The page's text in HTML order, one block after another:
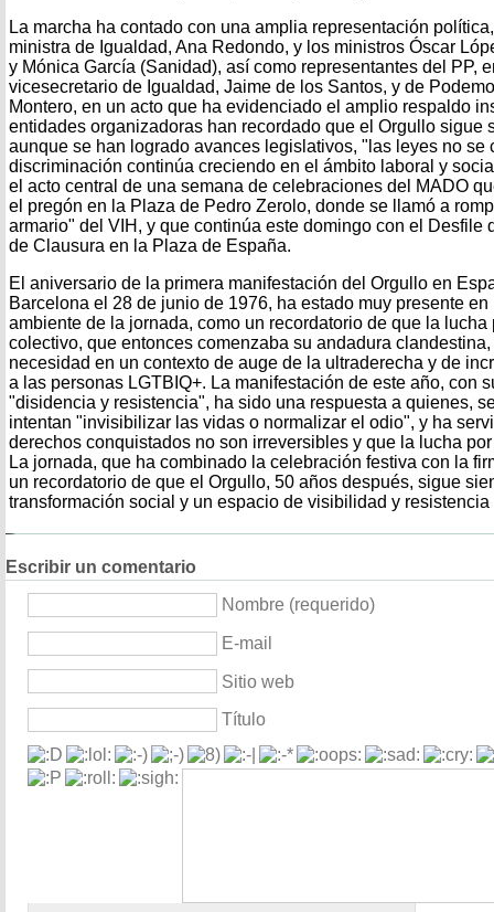
La marcha ha contado con una amplia representación
ministra de Igualdad, Ana Redondo, y los ministros Óscar
y Mónica García (Sanidad), así como representantes del PP,
vicesecretario de Igualdad, Jaime de los Santos, y de
Montero, en un acto que ha evidenciado el amplio respaldo
entidades organizadoras han recordado que el Orgullo sigue
aunque se han logrado avances legislativos, "las leyes no se
discriminación continúa creciendo en el ámbito laboral y
el acto central de una semana de celebraciones del MADO
el pregón en la Plaza de Pedro Zerolo, donde se llamó a
armario" del VIH, y que continúa este domingo con el Desfile
de Clausura en la Plaza de España.
El aniversario de la primera manifestación del Orgullo en
Barcelona el 28 de junio de 1976, ha estado muy presente
ambiente de la jornada, como un recordatorio de que la
colectivo, que entonces comenzaba su andadura
necesidad en un contexto de auge de la ultraderecha y de
a las personas LGTBIQ+. La manifestación de este año, con
"disidencia y resistencia", ha sido una respuesta a quienes,
intentan "invisibilizar las vidas o normalizar el odio", y ha
derechos conquistados no son irreversibles y que la lucha
La jornada, que ha combinado la celebración festiva con la
un recordatorio de que el Orgullo, 50 años después, sigue
transformación social y un espacio de visibilidad y
Escribir un comentario
Nombre (requerido)
E-mail
Sitio web
Título